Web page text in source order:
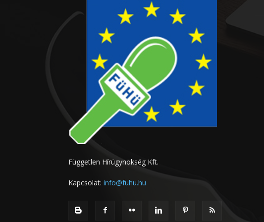
Független Hírügynökség Kft.
Kapcsolat: info@fuhu.hu